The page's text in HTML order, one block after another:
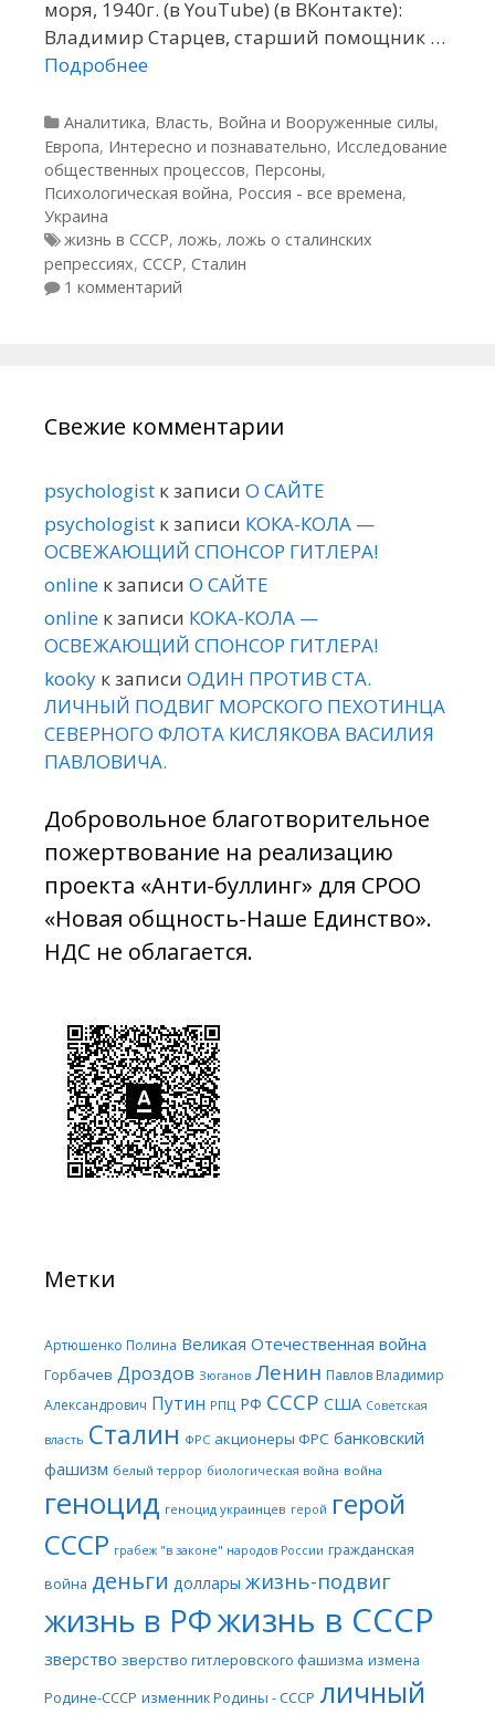
моря, 1940г. (в YouTube) (в ВКонтакте):
Владимир Старцев, старший помощник …
Подробнее
Рубрики
Аналитика, Власть, Война и Вооруженные силы,
Европа, Интересно и познавательно, Исследование
общественных процессов, Персоны,
Психологическая война, Россия - все времена,
Украина
Метки
жизнь в СССР, ложь, ложь о сталинских
репрессиях, СССР, Сталин
1 комментарий
Свежие комментарии
psychologist к записи О САЙТЕ
psychologist к записи КОКА-КОЛА —
ОСВЕЖАЮЩИЙ СПОНСОР ГИТЛЕРА!
online к записи О САЙТЕ
online к записи КОКА-КОЛА —
ОСВЕЖАЮЩИЙ СПОНСОР ГИТЛЕРА!
kooky к записи ОДИН ПРОТИВ СТА.
ЛИЧНЫЙ ПОДВИГ МОРСКОГО ПЕХОТИНЦА
СЕВЕРНОГО ФЛОТА КИСЛЯКОВА ВАСИЛИЯ
ПАВЛОВИЧА.
Добровольное благотворительное
пожертвование на реализацию
проекта «Анти-буллинг» для СРОО
«Новая общность-Наше Единство».
НДС не облагается.
Метки
Артюшенко Полина Великая Отечественная война
Горбачев Дроздов Зюганов Ленин Павлов Владимир
Александрович Путин РПЦ РФ СССР США Советская
власть Сталин ФРС акционеры ФРС банковский
фашизм белый террор биологическая война война
геноцид геноцид украинцев герой герой
СССР грабеж "в законе" народов России гражданская
война деньги доллары жизнь-подвиг
жизнь в РФжизнь в СССР
зверство зверство гитлеровского фашизма измена
Родине-СССР изменник Родины - СССР личный